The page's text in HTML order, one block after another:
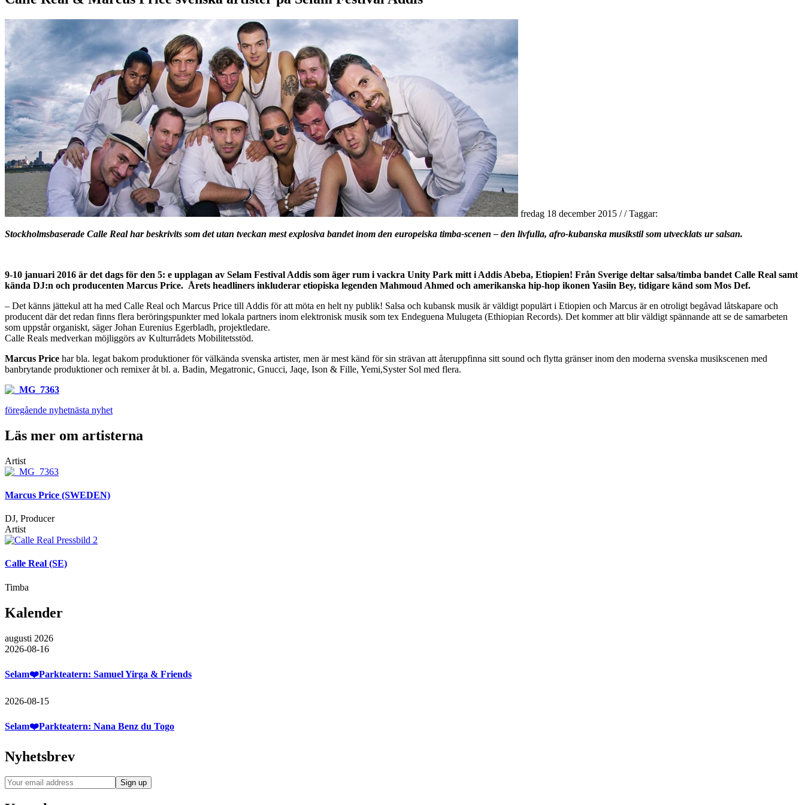
fredag 18 december 2015 //Taggar:
Stockholmsbaserade Calle Real har beskrivits som det utan tveckan mest explosiva bandet inom den europeiska timba-scenen – den livfulla, afro-kubanska musikstil som utvecklats ur salsan.
9-10 januari 2016 är det dags för den 5: e upplagan av Selam Festival Addis som äger rum i vackra Unity Park mitt i Addis Abeba, Etiopien! Från Sverige deltar salsa/timba bandet Calle Real samt
kända DJ:n och producenten Marcus Price. Årets headliners inkluderar etiopiska legenden Mahmoud Ahmed och amerikanska hip-hop ikonen Yasiin Bey, tidigare känd som Mos Def.
– Det känns jättekul att ha med Calle Real och Marcus Price till Addis för att möta en helt ny publik! Salsa och kubansk musik är väldigt populärt i Etiopien och Marcus är en otroligt begåvad låtskapare och
producent där det redan finns flera beröringspunkter med lokala partners inom elektronisk musik som tex Endeguena Mulugeta (Ethiopian Records). Det kommer att blir väldigt spännande att se de samarbeten
som uppstår organiskt, säger Johan Eurenius Egerbladh, projektledare.
Calle Reals medverkan möjliggörs av Kulturrådets Mobilitetsstöd.
Marcus Price har bla. legat bakom produktioner för välkända svenska artister, men är mest känd för sin strävan att återuppfinna sitt sound och flytta gränser inom den moderna svenska musikscenen med
banbrytande produktioner och remixer åt bl. a. Badin, Megatronic, Gnucci, Jaqe, Ison & Fille, Yemi,Syster Sol med flera.
föregående nyhetnästa nyhet
Läs mer om artisterna
Artist
Marcus Price (SWEDEN)
DJ, Producer
Artist
Calle Real (SE)
Timba
Kalender
augusti 2026
2026-08-16
Selam❤️Parkteatern: Samuel Yirga & Friends
2026-08-15
Selam❤️Parkteatern: Nana Benz du Togo
Nyhetsbrev